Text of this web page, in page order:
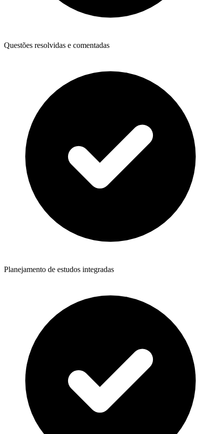
Questões resolvidas e comentadas
Planejamento de estudos integradas